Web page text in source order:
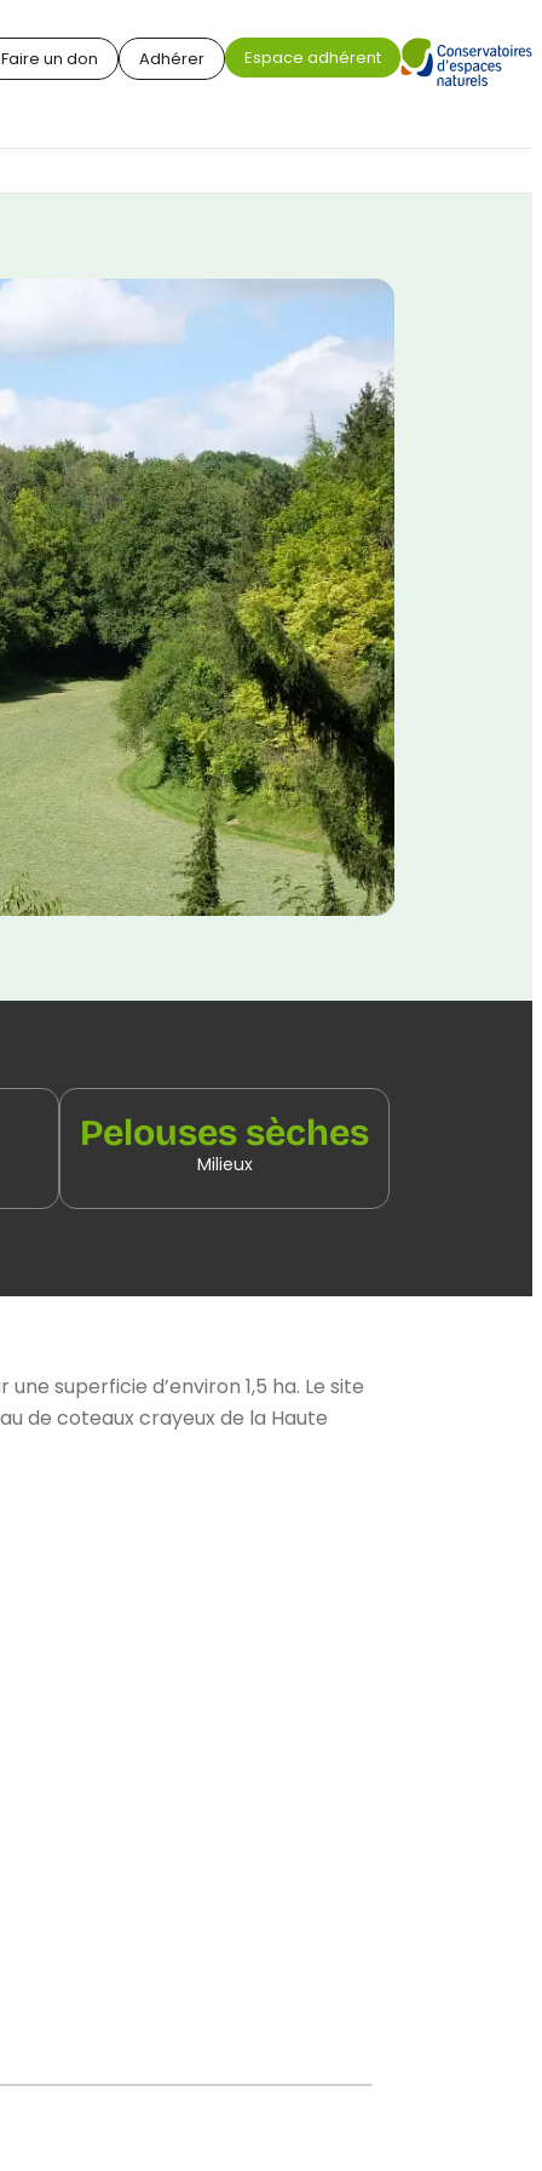
Faire un don Adhérer Espace adhérent
Pelouses sèches
Milieux
superficie d’environ 1,5 ha. Le site
de coteaux crayeux de la Haute